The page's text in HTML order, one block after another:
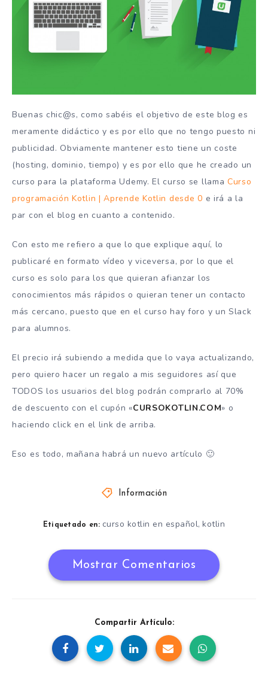
Buenas chic@s, como sabéis el objetivo de este blog es
meramente didáctico y es por ello que no tengo puesto ni
publicidad. Obviamente mantener esto tiene un coste
(hosting, dominio, tiempo) y es por ello que he creado un
curso para la plataforma Udemy. El curso se llamaCurso
programación Kotlin | Aprende Kotlin desde 0 e irá a la
par con el blog en cuanto a contenido.
Con esto me refiero a que lo que explique aquí, lo
publicaré en formato vídeo y viceversa, por lo que el
curso es solo para los que quieran afianzar los
conocimientos más rápidos o quieran tener un contacto
más cercano, puesto que en el curso hay foro y un Slack
para alumnos.
El precio irá subiendo a medida que lo vaya actualizando,
pero quiero hacer un regalo a mis seguidores así que
TODOS los usuarios del blog podrán comprarlo al 70%
de descuento con el cupón «CURSOKOTLIN.COM» o
haciendo click en el link de arriba.
Eso es todo, mañana habrá un nuevo artículo 🙂
Información
Etiquetado en: curso kotlin en español,kotlin
Mostrar Comentarios
Compartir Artículo: